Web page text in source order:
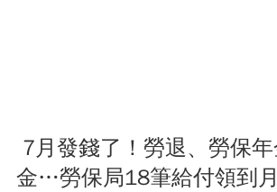
7月發錢了！勞退、勞保
金…勞保局18筆給付領到